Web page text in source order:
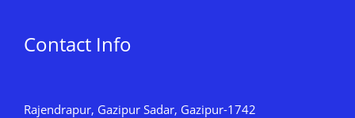
Contact Info
Rajendrapur, Gazipur Sadar, Gazipur-1742